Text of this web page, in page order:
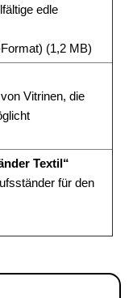
edle
(1,2 MB)
Vitrinen, die
Textil“
für den